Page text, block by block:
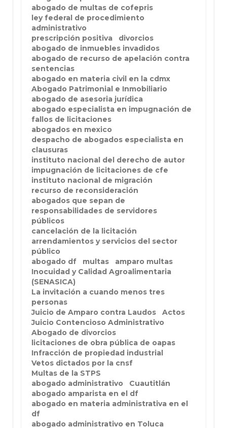
abogado de multas de cofepris
ley federal de procedimiento
administrativo
prescripción positiva
divorcios
abogado de inmuebles invadidos
abogado de recurso de apelación contra
sentencias
abogado en materia civil en la cdmx
Abogado Patrimonial e Inmobiliario
abogado de asesoria jurídica
abogado especialista en impugnación de
fallos de licitaciones
abogados en mexico
despacho de abogados especialista en
clausuras
instituto nacional del derecho de autor
impugnación de licitaciones de cfe
instituto nacional de migración
recurso de reconsideración
abogados que sepan de
responsabilidades de servidores
públicos
cancelación de la licitación
arrendamientos y servicios del sector
público
abogado df
multas
amparo multas
Inocuidad y Calidad Agroalimentaria
(SENASICA)
La invitación a cuando menos tres
personas
Juicio de Amparo contra Laudos
Actos
Juicio Contencioso Administrativo
Abogado de divorcios
licitaciones de obra pública de oapas
Infracción de propiedad industrial
Vetos dictados por la cnsf
Multas de la STPS
abogado administrativo
Cuautitlán
abogado amparista en el df
abogado en materia administrativa en el
df
abogado administrativo en Toluca